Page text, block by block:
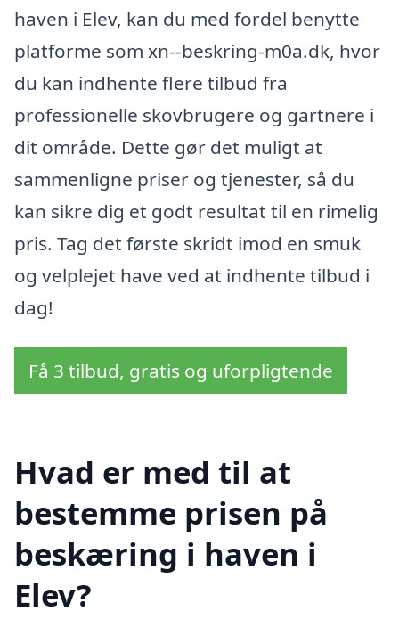
haven i Elev, kan du med fordel benytte
platforme som xn--beskring-m0a.dk, hvor
du kan indhente flere tilbud fra
professionelle skovbrugere og gartnere i
dit område. Dette gør det muligt at
sammenligne priser og tjenester, så du
kan sikre dig et godt resultat til en rimelig
pris. Tag det første skridt imod en smuk
og velplejet have ved at indhente tilbud i
dag!
Få 3 tilbud, gratis og uforpligtende
Hvad er med til at
bestemme prisen på
beskæring i haven i
Elev?